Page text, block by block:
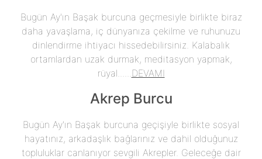
Bugün Ay'ın Başak burcuna geçmesiyle birlikte biraz
daha yavaşlama, iç dünyanıza çekilme ve ruhunuzu
dinlendirme ihtiyacı hissedebilirsiniz. Kalabalık
ortamlardan uzak durmak, meditasyon yapmak,
rüyal...... DEVAMI
Akrep Burcu
Bugün Ay'ın Başak burcuna geçişiyle birlikte sosyal
hayatınız, arkadaşlık bağlarınız ve dahil olduğunuz
topluluklar canlanıyor sevgili Akrepler. Geleceğe dair